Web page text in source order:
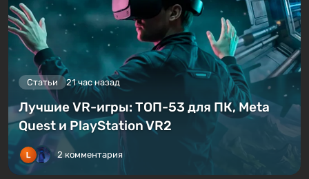
Статьи 21 час назад
Лучшие VR-игры: ТОП-53 для ПК, Meta
Quest и PlayStation VR2
2 комментария